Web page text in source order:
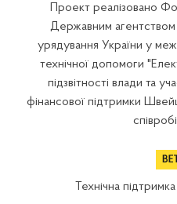
Проект реалізовано
Державним агентством
урядування України у
технічної допомоги
підзвітності влади та
фінансової підтримки
Технічна підтримка